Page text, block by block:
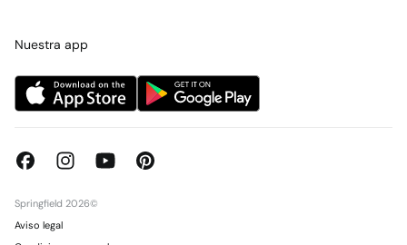
Tiendas
Nuestra app
Springfield 2026©
Aviso legal